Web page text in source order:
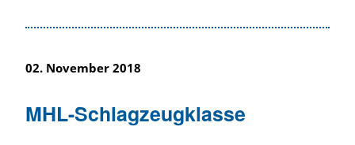
02. November 2018
MHL-Schlagzeugklasse